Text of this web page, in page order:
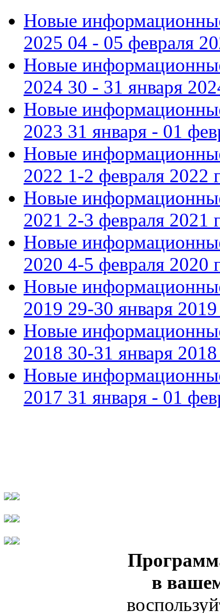
Новые
2025 04 - 05 февраля
Новые
2024 30 - 31 января
Новые
2023 31 января - 01
Новые
2022 1-2 февраля 2022
Новые
2021 2-3 февраля 2021
Новые
2020 4-5 февраля 2020
Новые
2019 29-30 января 2019
Новые
2018 30-31 января 2018
Новые
2017 31 января - 01
в